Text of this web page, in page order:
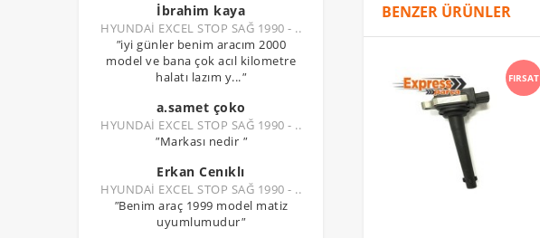
İbrahim kaya
HYUNDAİ EXCEL STOP SAĞ 1990 - ..
"iyi günler benim aracım 2000
model ve bana çok acıl kilometre
halatı lazım y..."
a.samet çoko
HYUNDAİ EXCEL STOP SAĞ 1990 - ..
"Markası nedir "
Erkan Cenıklı
HYUNDAİ EXCEL STOP SAĞ 1990 - ..
"Benim araç 1999 model matiz
uyumlumudur"
BENZER ÜRÜNLER
FIRSAT